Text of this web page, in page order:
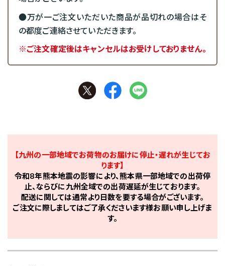
●万が一ご注文いただいた商品が品切れの場合はそ
の都度ご連絡させていただきます。
※ご注文確定後はキャンセルはお受けしておりません。
【九州の一部地域でお荷物のお届けに停止・遅れが生じてお
ります】
令和8年熊本地震の影響により、熊本県一部地域での出荷停
止、ならびに九州全域での出荷遅延が生じております。
配送に関しては通常より日数を要する場合がございます。
ご注文に際しましてはご了承くださいます様お願い申し上げま
す。